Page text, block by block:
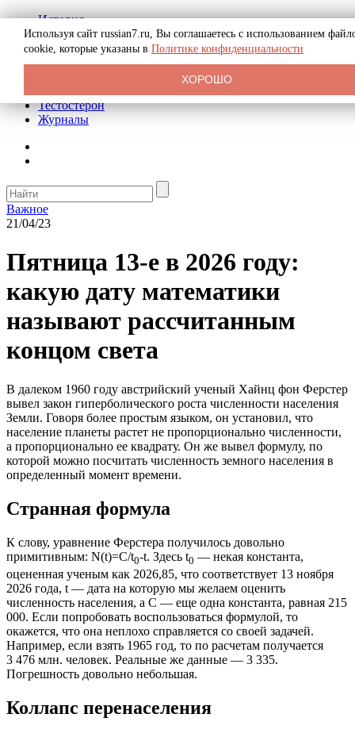
История
Биография
Криминал
Реклама на сайте
Тестостерон
Журналы
Важное
21/04/23
Пятница 13-е в 2026 году:
какую дату математики
называют рассчитанным
концом света
В далеком 1960 году австрийский ученый Хайнц фон Ферстер
вывел закон гиперболического роста численности населения
Земли. Говоря более простым языком, он установил, что
население планеты растет не пропорционально численности,
а пропорционально ее квадрату. Он же вывел формулу, по
которой можно посчитать численность земного населения в
определенный момент времени.
Странная формула
К слову, уравнение Ферстера получилось довольно
примитивным: N(t)=C/t0-t. Здесь t0 — некая константа,
оцененная ученым как 2026,85, что соответствует 13 ноября
2026 года, t — дата на которую мы желаем оценить
численность населения, а C — еще одна константа, равная 215
000. Если попробовать воспользоваться формулой, то
окажется, что она неплохо справляется со своей задачей.
Например, если взять 1965 год, то по расчетам получается
3 476 млн. человек. Реальные же данные — 3 335.
Погрешность довольно небольшая.
Коллапс перенаселения
Используя сайт russian7.ru, Вы соглашаетесь с использованием
cookie, которые указаны в Политике конфиденциальности
ХОРОШО